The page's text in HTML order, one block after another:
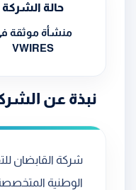
حالة الشركة
منشأة موثقة
VWIRES
نبذة عن
شركة القابضان
الوطنية